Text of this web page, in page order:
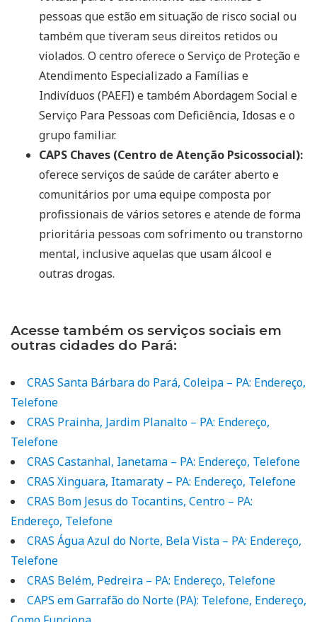
pessoas que estão em situação de risco social ou
também que tiveram seus direitos retidos ou
violados. O centro oferece o Serviço de Proteção e
Atendimento Especializado a Famílias e
Indivíduos (PAEFI) e também Abordagem Social e
Serviço Para Pessoas com Deficiência, Idosas e o
grupo familiar.
CAPS Chaves (Centro de Atenção Psicossocial):
oferece serviços de saúde de caráter aberto e
comunitários por uma equipe composta por
profissionais de vários setores e atende de forma
prioritária pessoas com sofrimento ou transtorno
mental, inclusive aquelas que usam álcool e
outras drogas.
Acesse também os serviços sociais em
outras cidades do Pará:
CRAS Santa Bárbara do Pará, Coleipa – PA: Endereço,
Telefone
CRAS Prainha, Jardim Planalto – PA: Endereço,
Telefone
CRAS Castanhal, Ianetama – PA: Endereço, Telefone
CRAS Xinguara, Itamaraty – PA: Endereço, Telefone
CRAS Bom Jesus do Tocantins, Centro – PA:
Endereço, Telefone
CRAS Água Azul do Norte, Bela Vista – PA: Endereço,
Telefone
CRAS Belém, Pedreira – PA: Endereço, Telefone
CAPS em Garrafão do Norte (PA): Telefone, Endereço,